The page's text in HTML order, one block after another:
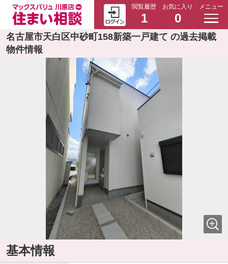
閲覧履歴
1
お気に入り
0
メニュー
名古屋市天白区中砂町158新築一戸建て の過去掲載
物件情報
基本情報